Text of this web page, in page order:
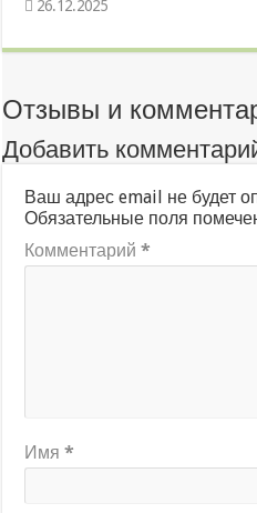
26.12.2025
Отзывы и
Добавить
Ваш адрес email не будет
Обязательные поля
Комментарий*
Имя*